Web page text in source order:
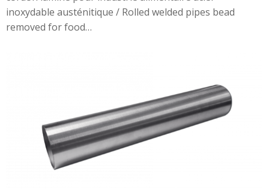
inoxydable austénitique / Rolled welded pipes bead
removed for food…